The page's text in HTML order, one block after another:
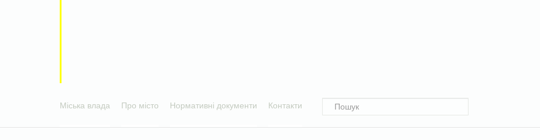
Міська влада Про місто Нормативні документи Контакти